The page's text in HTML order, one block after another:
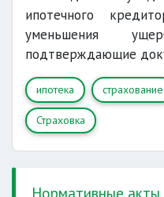
ипотечного
уменьшения
подтверждающие
ипотека страхование
Страховка
Нормативные акты